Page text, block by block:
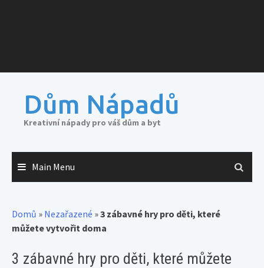
Dům Nápadů
Kreativní nápady pro váš dům a byt
Main Menu
Domů » Nezařazené »3 zábavné hry pro děti, které
můžete vytvořit doma
3 zábavné hry pro děti, které můžete